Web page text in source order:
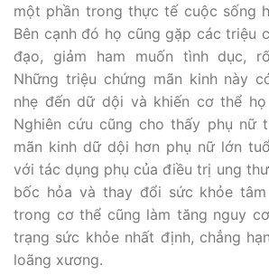
một phần trong thực tế cuộc sống
Bên cạnh đó họ cũng gặp các triệu
đạo, giảm ham muốn tình dục,
Những triệu chứng mãn kinh này
nhẹ đến dữ dội và khiến cơ thể
Nghiên cứu cũng cho thấy phụ nữ
mãn kinh dữ dội hơn phụ nữ lớn
với tác dụng phụ của điều trị ung
bốc hỏa và thay đổi sức khỏe
trong cơ thể cũng làm tăng nguy
trạng sức khỏe nhất định, chẳng
loãng xương.